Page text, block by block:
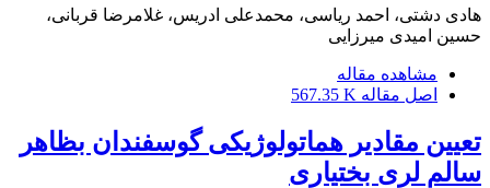
هادی دشتی، احمد ریاسی، محمدعلی ادریس، غلامرضا قربانی،
حسین امیدی میرزایی
مشاهده مقاله
اصل مقاله 567.35 K
تعیین مقادیر هماتولوژیکی گوسفندان بظاهر
سالم لری بختیاری